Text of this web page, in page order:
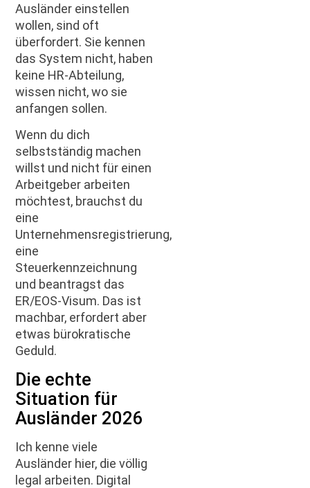
Ausländer einstellen
wollen, sind oft
überfordert. Sie kennen
das System nicht, haben
keine HR-Abteilung,
wissen nicht, wo sie
anfangen sollen.
Wenn du dich
selbstständig machen
willst und nicht für einen
Arbeitgeber arbeiten
möchtest, brauchst du
eine
Unternehmensregistrierung,
eine
Steuerkennzeichnung
und beantragst das
ER/EOS-Visum. Das ist
machbar, erfordert aber
etwas bürokratische
Geduld.
Die echte
Situation für
Ausländer 2026
Ich kenne viele
Ausländer hier, die völlig
legal arbeiten. Digital